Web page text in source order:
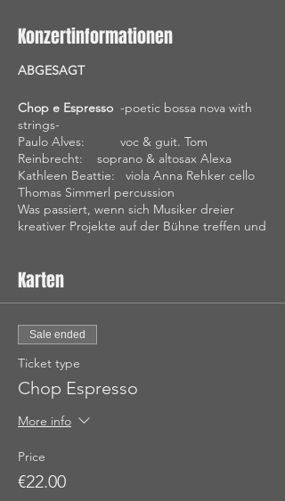
Konzertinformationen
ABGESAGT
Chop e Espresso -poetic bossa nova with
strings-
Paulo Alves: voc & guit. Tom
Reinbrecht: soprano & altosax Alexa
Kathleen Beattie: viola Anna Rehker cello
Thomas Simmerl percussion
Was passiert, wenn sich Musiker dreier
kreativer Projekte auf der Bühne treffen und
und Charme wird geboren. Chop e
Espresso Espressivo gegründet und spielen
das Repertoire, mit welchem Paulo Alves
und Tom Reinbrecht als ein Part von 'THE
DUO' ihr Publikum bereits seit langem in
Traumzustände versetzen.
Dabei interpretieren sie Songs der
Musikpoeten Caetano Veloso, Ivan Lins, Tom
den Beatles in noch nie da gewesener
Weise, wandeln dabei zwischen der
Karten
Sale ended
Ticket type
Chop Espresso
More info
Price
€22.00